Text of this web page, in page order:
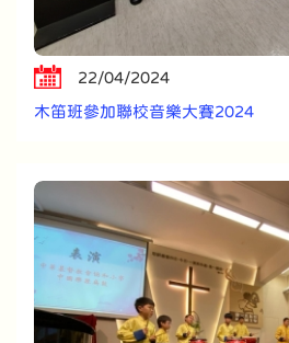
22/04/2024
木笛班參加聯校音樂大賽2024